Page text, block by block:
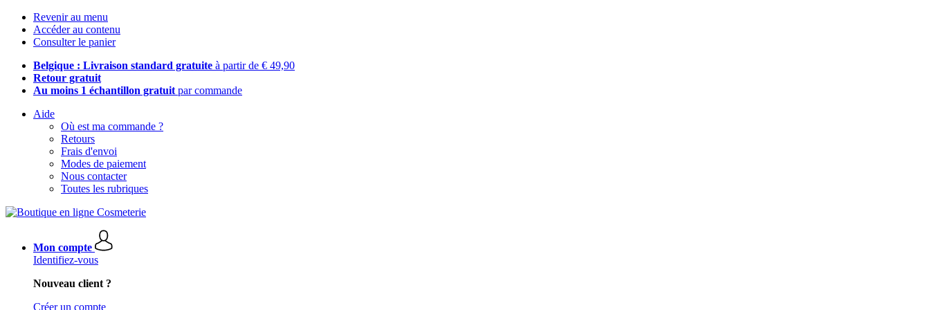
Revenir au menu
Accéder au contenu
Consulter le panier
Belgique : Livraison standard gratuite à partir de € 49,90
Retour gratuit
Au moins 1 échantillon gratuit par commande
Aide
Où est ma commande ?
Retours
Frais d'envoi
Modes de paiement
Nous contacter
Toutes les rubriques
Mon compte
Identifiez-vous
Nouveau client ?
Créer un compte